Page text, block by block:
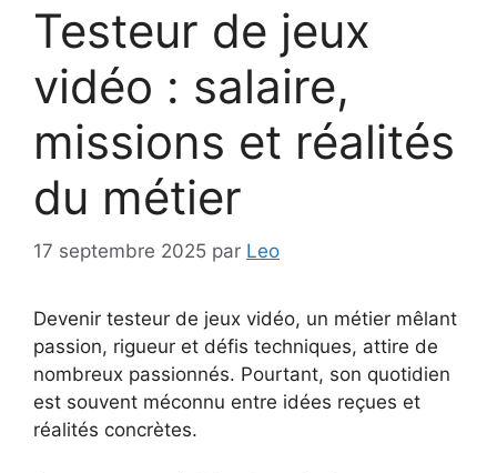
Testeur de jeux
vidéo : salaire,
missions et réalités
du métier
17 septembre 2025 par Leo
Devenir testeur de jeux vidéo, un métier mêlant
passion, rigueur et défis techniques, attire de
nombreux passionnés. Pourtant, son quotidien
est souvent méconnu entre idées reçues et
réalités concrètes.